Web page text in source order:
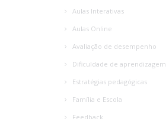
Aulas Interativas
Aulas Online
Avaliação de desempenho
Dificuldade de aprendizagem
Estratégias pedagógicas
Família e Escola
Feedback